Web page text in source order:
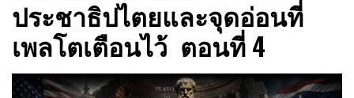
ประชาธิปไตยและจุดอ่อนที่
เพลโตเตือนไว้ ตอนที่ 4